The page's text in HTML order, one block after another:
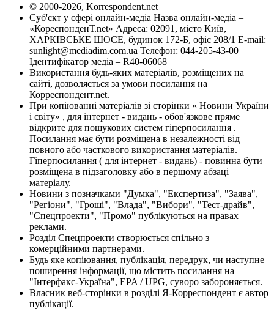
© 2000-2026, Korrespondent.net
Суб'єкт у сфері онлайн-медіа Назва онлайн-медіа –
«КореспонденТ.net» Адреса: 02091, місто Київ,
ХАРКІВСЬКЕ ШОСЕ, будинок 172-Б, офіс 208/1 E-mail:
sunlight@mediadim.com.ua Телефон: 044-205-43-00
Ідентифікатор медіа – R40-06068
Використання будь-яких матеріалів, розміщених на
сайті, дозволяється за умови посилання на
Корреспондент.net.
При копіюванні матеріалів зі сторінки « Новини України
і світу» , для інтернет - видань - обов'язкове пряме
відкрите для пошукових систем гіперпосилання .
Посилання має бути розміщена в незалежності від
повного або часткового використання матеріалів.
Гіперпосилання ( для інтернет - видань) - повинна бути
розміщена в підзаголовку або в першому абзаці
матеріалу.
Новини з позначками "Думка", "Експертиза", "Заява",
"Регіони", "Гроші", "Влада", "Вибори", "Тест-драйв",
"Спецпроекти", "Промо" публікуються на правах
реклами.
Розділ Спецпроекти створюється спільно з
комерційними партнерами.
Будь яке копіювання, публікація, передрук, чи наступне
поширення інформації, що містить посилання на
"Інтерфакс-Україна", EPA / UPG, суворо забороняється.
Власник веб-сторінки в розділі Я-Корреспондент є автор
публікації.